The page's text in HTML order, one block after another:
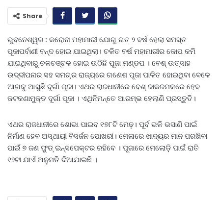
Share
ଭୁବନେଶ୍ୱର : କରୋନା ମହାମାରୀ ଯୋଗୁ ଗତ ୨ ବର୍ଷ ହେଲା ସମସ୍ତ
ପୂଜାପର୍ବାଣୀ ବନ୍ଦ ହୋଇ ଯାଇଥିଲା। ଚଳିତ ବର୍ଷ ମହାମାରୀର କୋପ କମି
ଯାଇଥିବାରୁ ଚଳଚଞ୍ଚଳ ହୋଇ ଉଠିଛି ପୂଜା ମଣ୍ଡପ । ବେଶ୍‌ ଉତ୍ସାହ
ଉଦ୍ଦୀପନାର ସହ ସମଗ୍ର ରାଜ୍ୟରେ ଗଣେଶ ପୂଜା ପାଳିତ ହୋଇଥିବା ବେଳେ
ଆଗକୁ ଆସୁଛି ଦୂର୍ଗା ପୂଜା। ଏଥର ରାଜଧାନୀରେ ବେଶ୍‌ ଜାକଜମକରେ ହେବ
କଟକଣାମୁକ୍ତ ଦୂର୍ଗା ପୂଜା । ଏଥିନିମନ୍ତେ ଆରମ୍ଭ ହେଲାଣି ପ୍ରସ୍ତୁତି।
ଏଥର ରାଜଧାନୀରେ ଶୋଭା ପାଇବ ୧୭୮ଟି ମେଢ଼। ପୂର୍ବ ଭଳି ଭସାଣି ପାଇଁ
ନିର୍ମାଣ ହେବ ଅସ୍ଥାୟୀ ବିସର୍ଜନ ପୋଖରୀ। ମେଳାରେ ଖାଦ୍ୟର ମାନ ପରଖିବା
ପାଇଁ ୭ ଜଣ ଫୁଡ୍ ଇନ୍ସପେକ୍ଟର ରହିବେ । ପୂଜାରେ ମେଲୋଡ଼ି ପାଇଁ ରାତି
୧୨ଟା ଯାଏଁ ଅନୁମତି ଦିଆଯାଇଛି ।